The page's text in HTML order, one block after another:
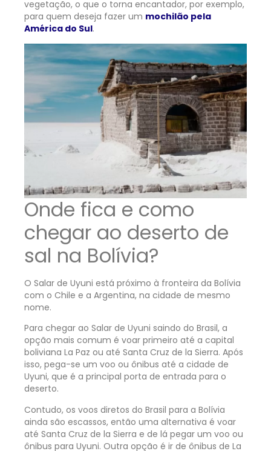
vegetação, o que o torna encantador, por exemplo,
para quem deseja fazer um mochilão pela
América do Sul.
Onde fica e como
chegar ao deserto de
sal na Bolívia?
O Salar de Uyuni está próximo à fronteira da Bolívia
com o Chile e a Argentina, na cidade de mesmo
nome.
Para chegar ao Salar de Uyuni saindo do Brasil, a
opção mais comum é voar primeiro até a capital
boliviana La Paz ou até Santa Cruz de la Sierra. Após
isso, pega-se um voo ou ônibus até a cidade de
Uyuni, que é a principal porta de entrada para o
deserto.
Contudo, os voos diretos do Brasil para a Bolívia
ainda são escassos, então uma alternativa é voar
até Santa Cruz de la Sierra e de lá pegar um voo ou
ônibus para Uyuni. Outra opção é ir de ônibus de La